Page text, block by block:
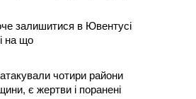
залишитися в Ювентусі
на що
чотири райони
є жертви і поранені